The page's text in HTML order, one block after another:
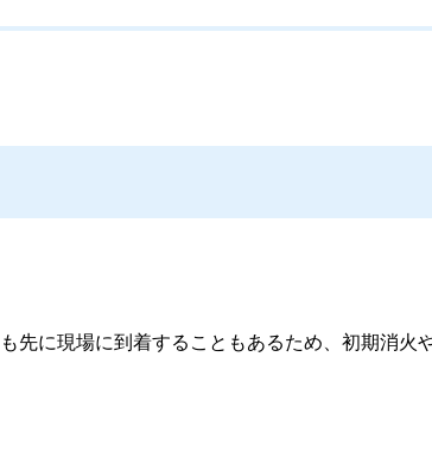
先に現場に到着することもあるため、初期消火